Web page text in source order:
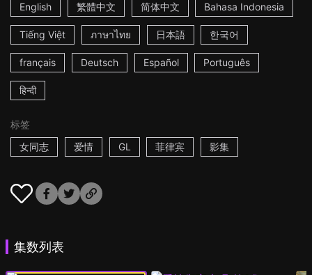
English
繁體中文 简体中文 Bahasa Indonesia
Tiếng Việt ภาษาไทย 日本語 한국어
français Deutsch Español Português
हिन्दी
标签
女同志
爱情 GL 菲律宾 影集
集数列表